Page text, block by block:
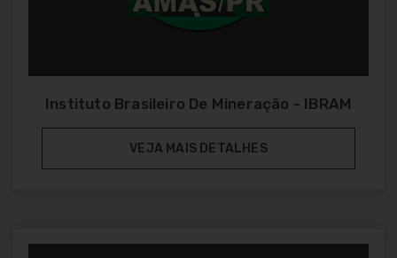
Instituto Brasileiro De Mineração - IBRAM
VEJA MAIS DETALHES